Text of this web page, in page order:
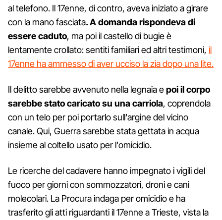
al telefono. Il 17enne, di contro, aveva iniziato a girare
con la mano fasciata. A domanda rispondeva di
essere caduto, ma poi il castello di bugie è
lentamente crollato: sentiti familiari ed altri testimoni, il
17enne ha ammesso di aver ucciso la zia dopo una lite.
Il delitto sarebbe avvenuto nella legnaia epoi il corpo
sarebbe stato caricato su una carriola, coprendola
con un telo per poi portarlo sull'argine del vicino
canale. Qui, Guerra sarebbe stata gettata in acqua
insieme al coltello usato per l'omicidio.
Le ricerche del cadavere hanno impegnato i vigili del
fuoco per giorni con sommozzatori, droni e cani
molecolari. La Procura indaga per omicidio e ha
trasferito gli atti riguardanti il 17enne a Trieste, vista la